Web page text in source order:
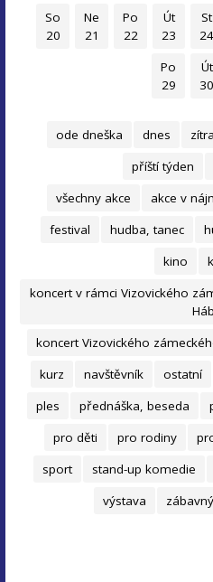
So
20
Ne
21
Po
22
Út
23
St
24
Po
29
Út
30
ode dneška dnes zítra
příští týden
všechny akce
akce v
festival
hudba, tanec
kino
koncert v rámci Vizovického
koncert Vizovického
kurz
navštěvník ostatní
ples
přednáška, beseda
pro děti
pro rodiny
sport
stand-up komedie
výstava